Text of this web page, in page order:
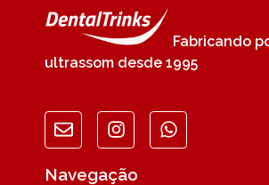
Fabricando
ultrassom desde 1995
Navegação